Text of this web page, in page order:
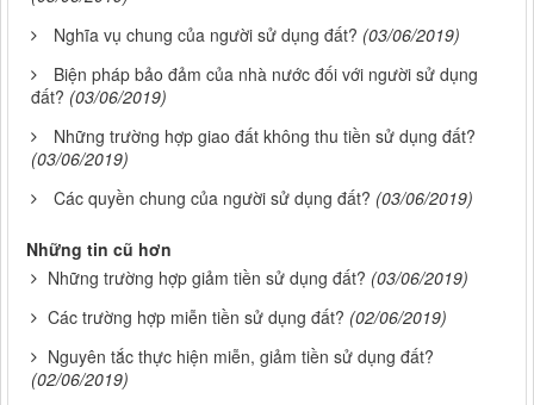
Nghĩa vụ chung của người sử dụng đất? (03/06/2019)
Biện pháp bảo đảm của nhà nước đối với người sử dụng
đất? (03/06/2019)
Những trường hợp giao đất không thu tiền sử dụng đất?
(03/06/2019)
Các quyền chung của người sử dụng đất? (03/06/2019)
Những tin cũ hơn
Những trường hợp giảm tiền sử dụng đất? (03/06/2019)
Các trường hợp miễn tiền sử dụng đất? (02/06/2019)
Nguyên tắc thực hiện miễn, giảm tiền sử dụng đất?
(02/06/2019)